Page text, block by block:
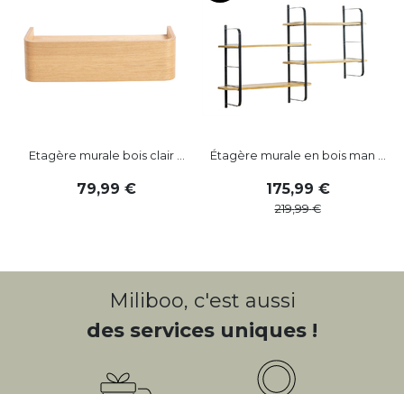
Etagère murale bois clair ...
79,99
Étagère murale en bois man ...
175,99
219,99
Miliboo, c'est aussi
des services uniques !